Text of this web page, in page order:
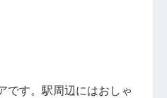
です。駅周辺にはおしゃ